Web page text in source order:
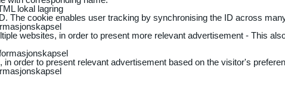
lokal lagring
The cookie enables user tracking by synchronising the ID across
websites, in order to present more relevant advertisement - This
order to present relevant advertisement based on the visitor's